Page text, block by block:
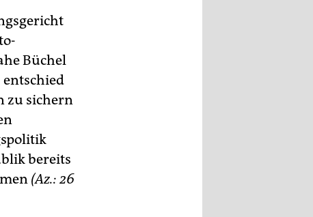
Büchel
zu sichern
bereits
(Az.: 26